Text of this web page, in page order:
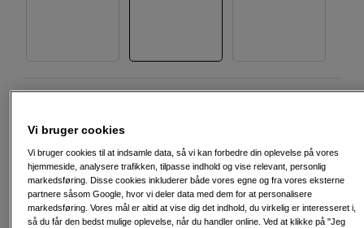
Læg i indkøbskurv
Back to Work
Vi bruger cookies
Vi bruger cookies til at indsamle data, så vi kan forbedre din oplevelse på vores
hjemmeside, analysere trafikken, tilpasse indhold og vise relevant, personlig
markedsføring. Disse cookies inkluderer både vores egne og fra vores eksterne
partnere såsom Google, hvor vi deler data med dem for at personalisere
markedsføring. Vores mål er altid at vise dig det indhold, du virkelig er interesseret i,
så du får den bedst mulige oplevelse, når du handler online. Ved at klikke på "Jeg